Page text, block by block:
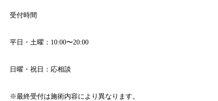
受付時間
平日・土曜：10:00〜20:00
日曜・祝日：応相談
※最終受付は施術内容により異なります。